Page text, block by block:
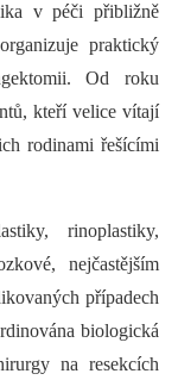
v péči přibližně
praktický
Od roku
kteří velice vítají
rodinami řešícími
rinoplastiky,
nejčastějším
případech
biologická
na resekcích